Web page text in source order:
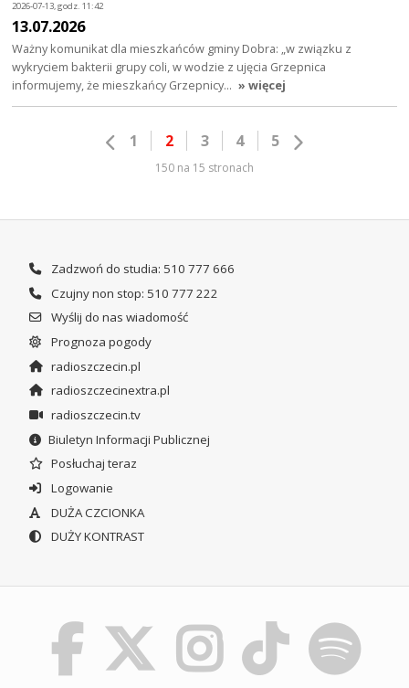
2026-07-13, godz. 11:42
13.07.2026
Ważny komunikat dla mieszkańców gminy Dobra: „w związku z
wykryciem bakterii grupy coli, w wodzie z ujęcia Grzepnica
informujemy, że mieszkańcy Grzepnicy… » więcej
1 2 3 4 5
150 na 15 stronach
Zadzwoń do studia: 510 777 666
Czujny non stop: 510 777 222
Wyślij do nas wiadomość
Prognoza pogody
radioszczecin.pl
radioszczecinextra.pl
radioszczecin.tv
Biuletyn Informacji Publicznej
Posłuchaj teraz
Logowanie
DUŻA CZCIONKA
DUŻY KONTRAST